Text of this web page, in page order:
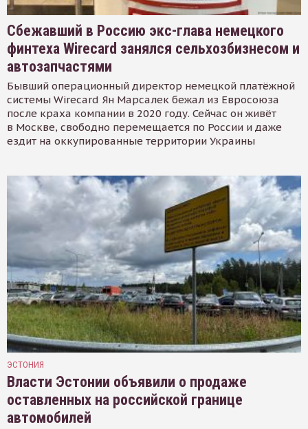
Сбежавший в Россию экс-глава немецкого
финтеха Wirecard занялся сельхозбизнесом и
автозапчастями
Бывший операционный директор немецкой платёжной
системы Wirecard Ян Марсалек бежал из Евросоюза
после краха компании в 2020 году. Сейчас он живёт
в Москве, свободно перемещается по России и даже
ездит на оккупированные территории Украины
ЭСТОНИЯ
Власти Эстонии объявили о продаже
оставленных на российской границе
автомобилей